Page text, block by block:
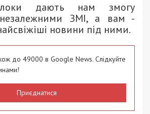
дають нам змогу
ЗМІ, а вам -
новини під ними.
до 49000 в Google News. Слідкуйте
Приєднатися